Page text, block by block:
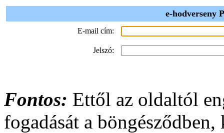
e-hodverseny
E-mail cím:
Jelszó:
Fontos: Ettől az oldaltól
fogadását a